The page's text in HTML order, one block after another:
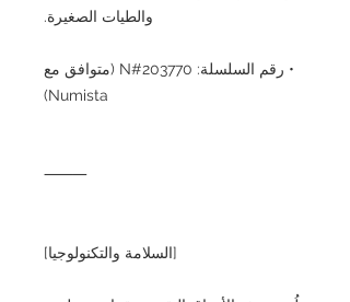
والطيات الصغيرة.
• رقم السلسلة: N#203770 (متوافق مع
Numista)
⸻
[السلامة والتكنولوجيا]